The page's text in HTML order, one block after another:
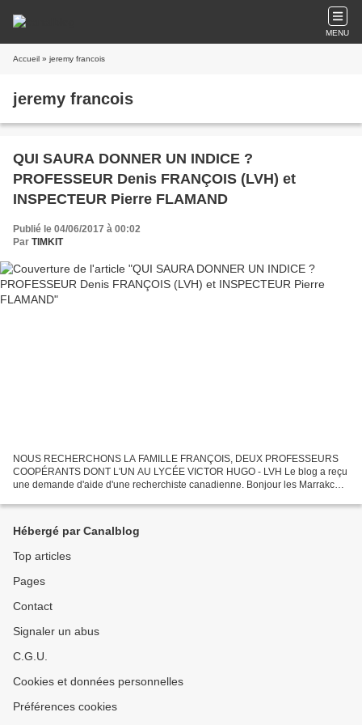
MENU
Accueil » jeremy francois
jeremy francois
QUI SAURA DONNER UN INDICE ?
PROFESSEUR Denis FRANÇOIS (LVH) et
INSPECTEUR Pierre FLAMAND
Publié le 04/06/2017 à 00:02
Par TIMKIT
NOUS RECHERCHONS LA FAMILLE FRANÇOIS, DEUX PROFESSEURS
COOPÉRANTS DONT L'UN AU LYCÉE VICTOR HUGO - LVH Le blog a reçu
une demande d'aide d'une recherchiste canadienne. Bonjour les Marrakchi !
Hébergé par Canalblog
Top articles
Pages
Contact
Signaler un abus
C.G.U.
Cookies et données personnelles
Préférences cookies